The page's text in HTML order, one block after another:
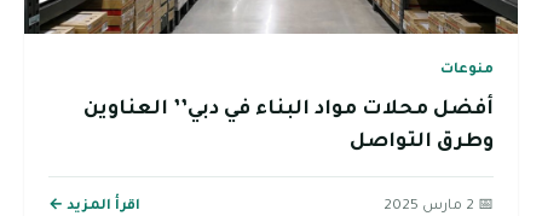
منوعات
أفضل محلات مواد البناء في دبي’’ العناوين
وطرق التواصل
📅 2 مارس 2025 اقرأ المزيد ←